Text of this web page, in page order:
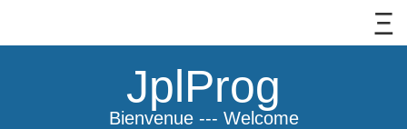
JplProg
Bienvenue --- Welcome